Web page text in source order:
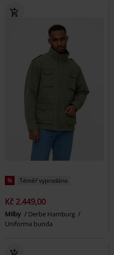
% Téměř vyprodáno
Kč 2.449,00
Milby
Derbe Hamburg
Uniforma bunda